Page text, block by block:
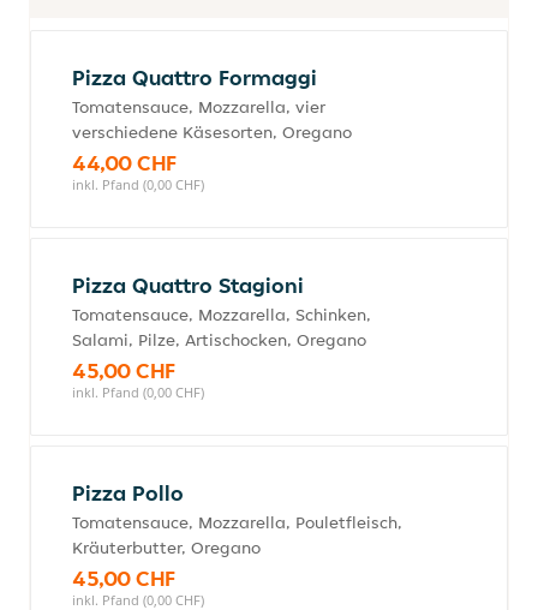
Pizza Quattro Formaggi
Tomatensauce, Mozzarella, vier
verschiedene Käsesorten, Oregano
44,00 CHF
inkl. Pfand (0,00 CHF)
Pizza Quattro Stagioni
Tomatensauce, Mozzarella, Schinken,
Salami, Pilze, Artischocken, Oregano
45,00 CHF
inkl. Pfand (0,00 CHF)
Pizza Pollo
Tomatensauce, Mozzarella, Pouletfleisch,
Kräuterbutter, Oregano
45,00 CHF
inkl. Pfand (0,00 CHF)